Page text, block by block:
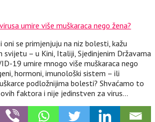
se primjenjuju na niz bolesti, kažu
svijetu – u Kini, Italiji, Sjedinjenim Državama
19 umire mnogo više muškaraca nego
hormoni, imunološki sistem – ili
podložnijima bolesti? Shvaćamo to
faktora i nije jedinstven za virus…